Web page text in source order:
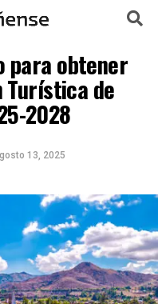
para obtener
Turística de
2028
13, 2025